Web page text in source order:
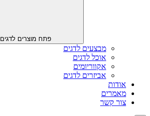
פתח מוצרים לדגים
מבצעים לדגים
אוכל לדגים
אקווריומים
אביזרים לדגים
אודות
מאמרים
צור קשר